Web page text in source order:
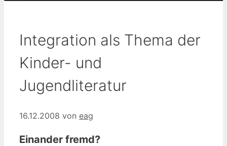
Integration als Thema der
Kinder- und
Jugendliteratur
16.12.2008 von eag
Einander fremd?